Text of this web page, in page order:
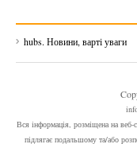
hubs. Новини, варті уваги
Вся інформація, розміщена на веб-
підлягає подальшому та/або